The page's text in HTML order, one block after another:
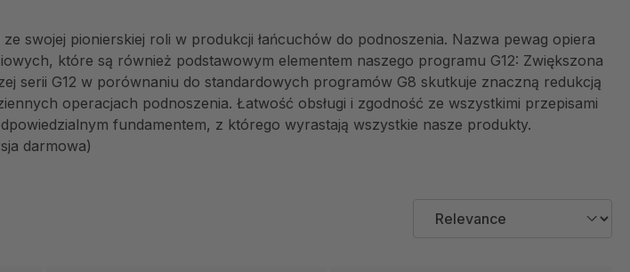
ze swojej pionierskiej roli w produkcji łańcuchów do podnoszenia. Nazwa pewag opiera
które są również podstawowym elementem naszego programu G12: Zwiększona
serii G12 w porównaniu do standardowych programów G8 skutkuje znaczną redukcją
operacjach podnoszenia. Łatwość obsługi i zgodność ze wszystkimi przepisami
fundamentem, z którego wyrastają wszystkie nasze produkty.
darmowa)